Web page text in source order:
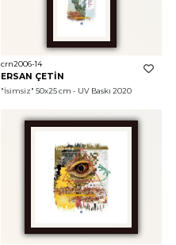
crn2006-14
ERSAN ÇETİN
"İsimsiz" 50x25 cm - UV Baskı 2020